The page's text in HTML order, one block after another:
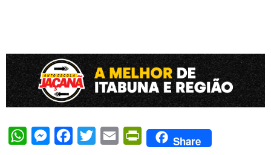
WhatsAppMessengerFacebook
Twitter Email PrintFriendly
Share